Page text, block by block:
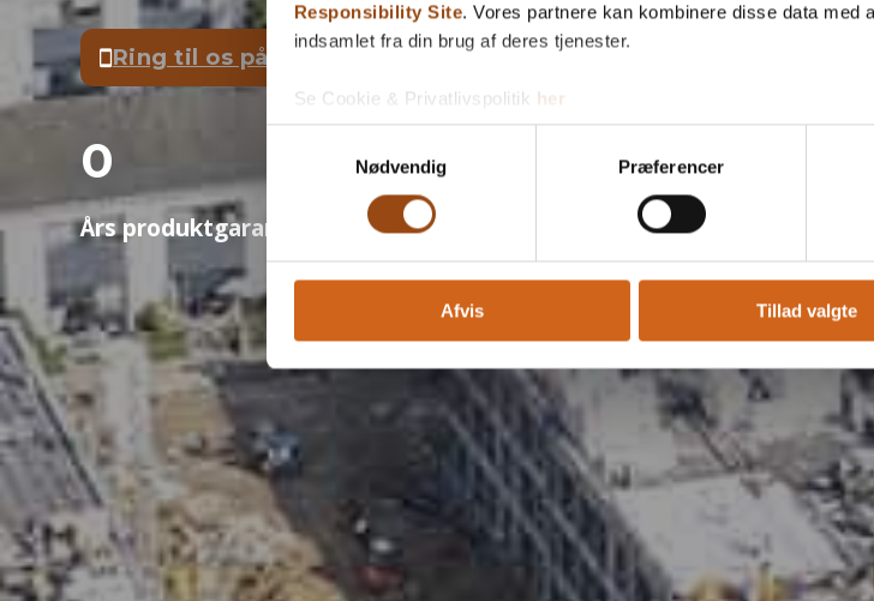
Responsibility Site. Vores partnere kan kombinere disse data med
indsamlet fra din brug af deres tjenester.
Se Cookie & Privatlivspolitik her
Nødvendig
Præferencer
Afvis Tillad valgte
Ring til os på 53 82 42 42
0
Års produktgaranti Års totalgaranti